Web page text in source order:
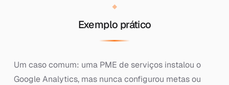
Exemplo prático
Um caso comum: uma PME de serviços instalou o
Google Analytics, mas nunca configurou metas ou